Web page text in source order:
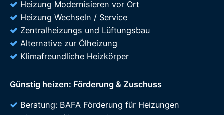
Heizung Modernisieren vor Ort
Heizung Wechseln / Service
Zentralheizungs und Lüftungsbau
Alternative zur Ölheizung
Klimafreundliche Heizkörper
Günstig heizen: Förderung & Zuschuss
Beratung: BAFA Förderung für Heizungen